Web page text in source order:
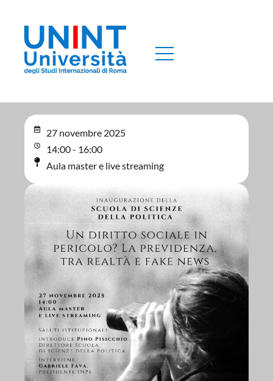
27 novembre 2025
14:00 - 16:00
Aula master e live streaming